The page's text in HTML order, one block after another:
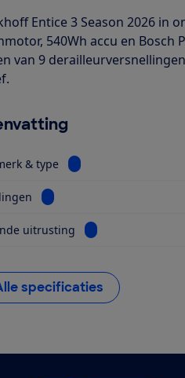
Entice 3 Season 2026 in
540Wh accu en Bosch
van 9
& type Bekijk informatie voor
Bekijk informatie voor
uitrusting Bekijk informatie
specificaties